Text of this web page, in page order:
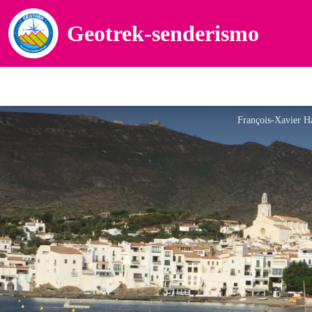
Geotrek-senderismo
François-Xavier